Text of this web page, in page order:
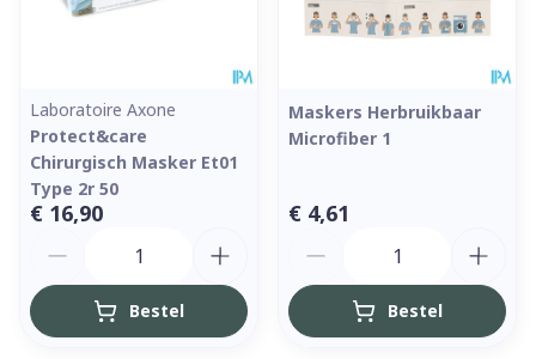
Laboratoire Axone
Protect&care
Chirurgisch Masker Et01
Type 2r 50
€ 16,90
Bestel
Maskers Herbruikbaar
Microfiber 1
€ 4,61
Bestel